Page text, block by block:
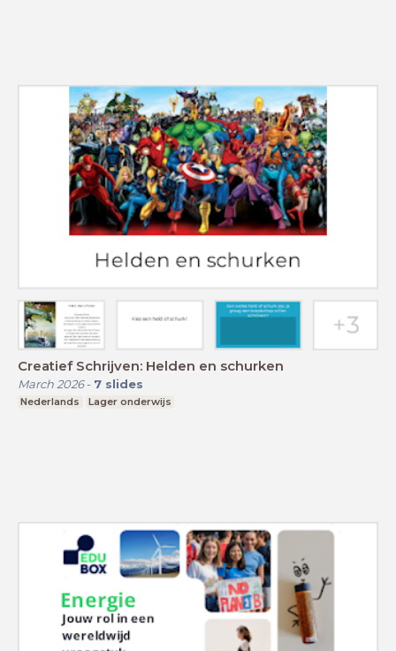
Creatief Schrijven: Helden en schurken
March 2026- 7 slides
Nederlands Lager onderwijs